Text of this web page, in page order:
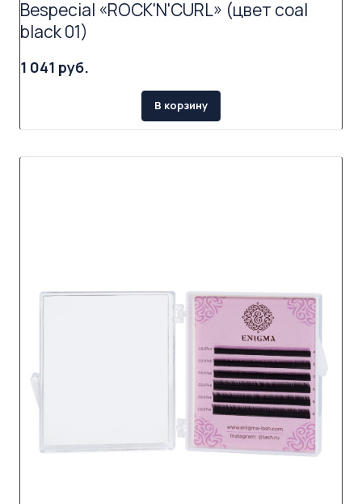
Bespecial «ROCK'N'CURL» (цвет coal
black 01)
1 041 руб.
В корзину